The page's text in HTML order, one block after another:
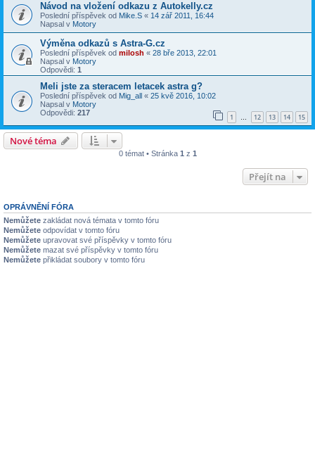
Návod na vložení odkazu z Autokelly.cz
Poslední příspěvek od Mike.S « 14 zář 2011, 16:44
Napsal v Motory
Výměna odkazů s Astra-G.cz
Poslední příspěvek od milosh « 28 bře 2013, 22:01
Napsal v Motory
Odpovědi: 1
Meli jste za steracem letacek astra g?
Poslední příspěvek od Mig_all « 25 kvě 2016, 10:02
Napsal v Motory
Odpovědi: 217 1 … 12 13 14 15
Nové téma
0 témat • Stránka 1 z 1
Přejít na
OPRÁVNĚNÍ FÓRA
Nemůžete zakládat nová témata v tomto fóru
Nemůžete odpovídat v tomto fóru
Nemůžete upravovat své příspěvky v tomto fóru
Nemůžete mazat své příspěvky v tomto fóru
Nemůžete přikládat soubory v tomto fóru